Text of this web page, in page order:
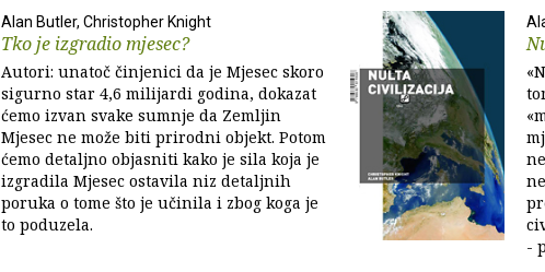
Alan Butler, Christopher Knight
Tko je izgradio mjesec?
Autori: unatoč činjenici da je Mjesec skoro
sigurno star 4,6 milijardi godina, dokazat
ćemo izvan svake sumnje da Zemljin
Mjesec ne može biti prirodni objekt. Potom
ćemo detaljno objasniti kako je sila koja je
izgradila Mjesec ostavila niz detaljnih
poruka o tome što je učinila i zbog koga je
to poduzela.
-